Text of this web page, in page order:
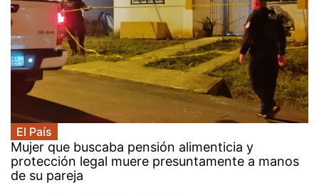
El País
Mujer que buscaba pensión alimenticia y
protección legal muere presuntamente a manos
de su pareja